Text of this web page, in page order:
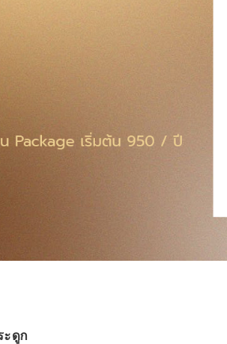
ะดูก